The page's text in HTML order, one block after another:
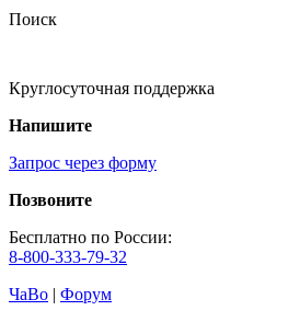
Поиск
Круглосуточная поддержка
Напишите
Запрос через форму
Позвоните
Бесплатно по России:
8-800-333-79-32
ЧаВо | Форум